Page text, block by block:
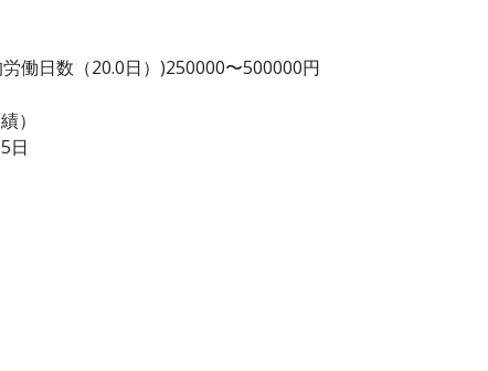
働日数（20.0日）)250000〜500000円
）
日